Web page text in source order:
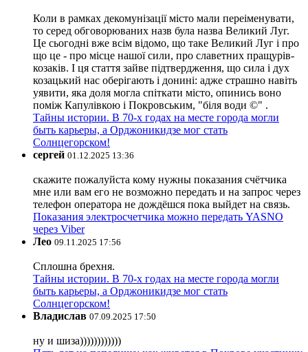
Коли в рамках декомунізації місто мали переіменувати,
то серед обговорюваних назв була назва Великий Луг.
Це сьогодні вже всім відомо, що таке Великий Луг і про
що це - про місце нашої сили, про славетних пращурів-
козаків. І ця стаття зайве підтвердження, що сила і дух
козацький нас оберігають і донині: адже страшно навіть
уявити, яка доля могла спіткати місто, опинись воно
поміж Капулівкою і Покровським, "біля води ©" .
Тайны истории. В 70-х годах на месте города могли
быть карьеры, а Орджоникидзе мог стать
Солнцегорском!
сергей 01.12.2025 13:36
скажите пожалуйста кому нужны показания счётчика
мне или вам его не возможно передать и на запрос через
телефон оператора не дождёшся пока выйдет на связь.
Показания электросчетчика можно передать YASNO
через Viber
Лео 09.11.2025 17:56
Сплошна брехня.
Тайны истории. В 70-х годах на месте города могли
быть карьеры, а Орджоникидзе мог стать
Солнцегорском!
Владислав 07.09.2025 17:50
ну и шиза))))))))))))